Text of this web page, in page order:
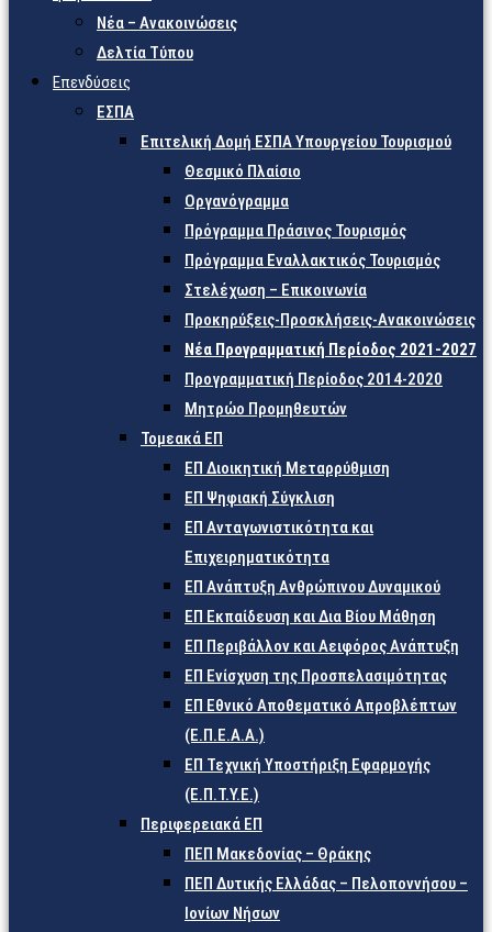
Νέα – Ανακοινώσεις
Δελτία Τύπου
Επενδύσεις
ΕΣΠΑ
Επιτελική Δομή ΕΣΠΑ Υπουργείου Τουρισμού
Θεσμικό Πλαίσιο
Οργανόγραμμα
Πρόγραμμα Πράσινος Τουρισμός
Πρόγραμμα Εναλλακτικός Τουρισμός
Στελέχωση – Επικοινωνία
Προκηρύξεις-Προσκλήσεις-Ανακοινώσεις
Νέα Προγραμματική Περίοδος 2021-2027
Προγραμματική Περίοδος 2014-2020
Μητρώο Προμηθευτών
Τομεακά ΕΠ
ΕΠ Διοικητική Μεταρρύθμιση
ΕΠ Ψηφιακή Σύγκλιση
ΕΠ Ανταγωνιστικότητα και
Επιχειρηματικότητα
ΕΠ Ανάπτυξη Ανθρώπινου Δυναμικού
ΕΠ Εκπαίδευση και Δια Βίου Μάθηση
ΕΠ Περιβάλλον και Αειφόρος Ανάπτυξη
ΕΠ Ενίσχυση της Προσπελασιμότητας
ΕΠ Εθνικό Αποθεματικό Απροβλέπτων
(Ε.Π.Ε.Α.Α.)
ΕΠ Τεχνική Υποστήριξη Εφαρμογής
(Ε.Π.Τ.Υ.Ε.)
Περιφερειακά ΕΠ
ΠΕΠ Μακεδονίας – Θράκης
ΠΕΠ Δυτικής Ελλάδας – Πελοποννήσου –
Ιονίων Νήσων